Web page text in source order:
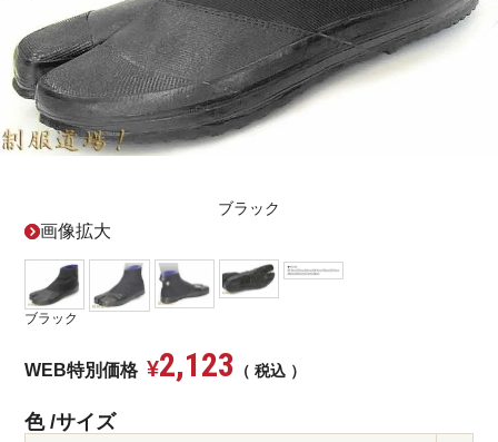
ブラック
画像拡大
ブラック
WEB特別価格 ¥2,123 税込
色 サイズ